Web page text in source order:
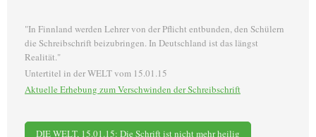
"In Finnland werden Lehrer von der Pflicht entbunden, den Schülern
die Schreibschrift beizubringen. In Deutschland ist das längst
Realität."
Untertitel in der WELT vom 15.01.15
Aktuelle Erhebung zum Verschwinden der Schreibschrift
DIE WELT, 15.01.15: Die Schrift ist nicht mehr heilig